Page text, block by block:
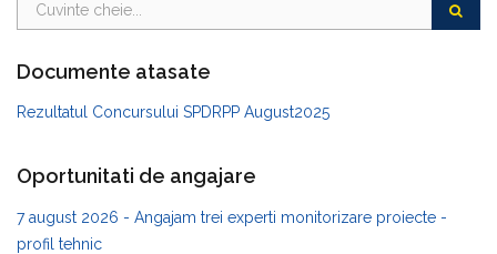
Documente atasate
Rezultatul Concursului SPDRPP August2025
Oportunitati de angajare
7 august 2026 - Angajam trei experti monitorizare proiecte -
profil tehnic